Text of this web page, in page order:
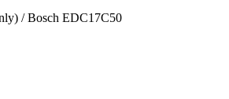
/ Bosch EDC17C50